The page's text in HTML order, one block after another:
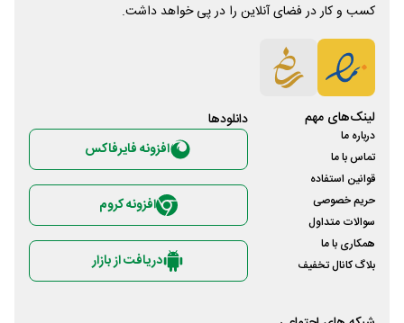
کسب و کار در فضای آنلاین را در پی خواهد داشت.
لینک‌های مهم
درباره ما
تماس با ما
قوانین استفاده
حریم خصوصی
سوالات متداول
همکاری با ما
بلاگ کانال تخفیف
دانلود‌ها
افزونه فایرفاکس
افزونه کروم
دریافت از بازار